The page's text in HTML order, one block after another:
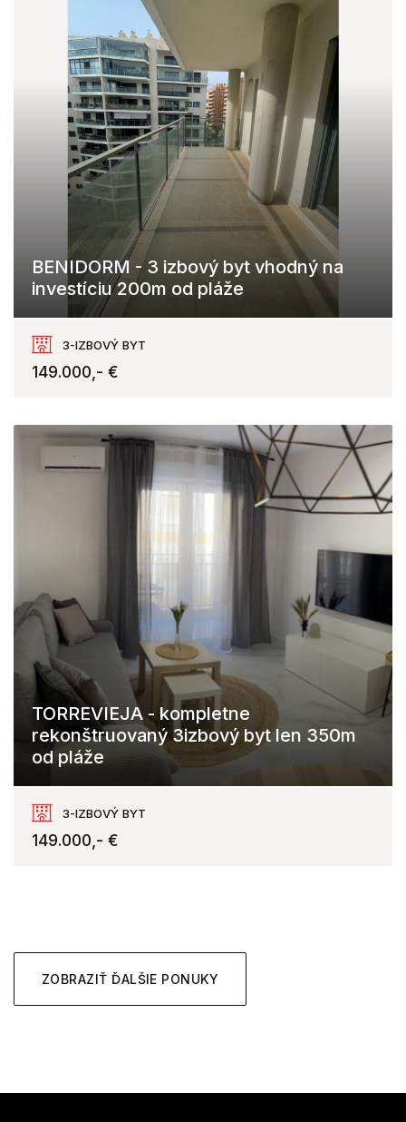
BENIDORM - 3 izbový byt vhodný na
investíciu 200m od pláže
Benidorm
3-IZBOVÝ BYT
149.000,- €
TORREVIEJA - kompletne
rekonštruovaný 3izbový byt len 350m
od pláže
Torrevieja
3-IZBOVÝ BYT
149.000,- €
ZOBRAZIŤ ĎALŠIE PONUKY